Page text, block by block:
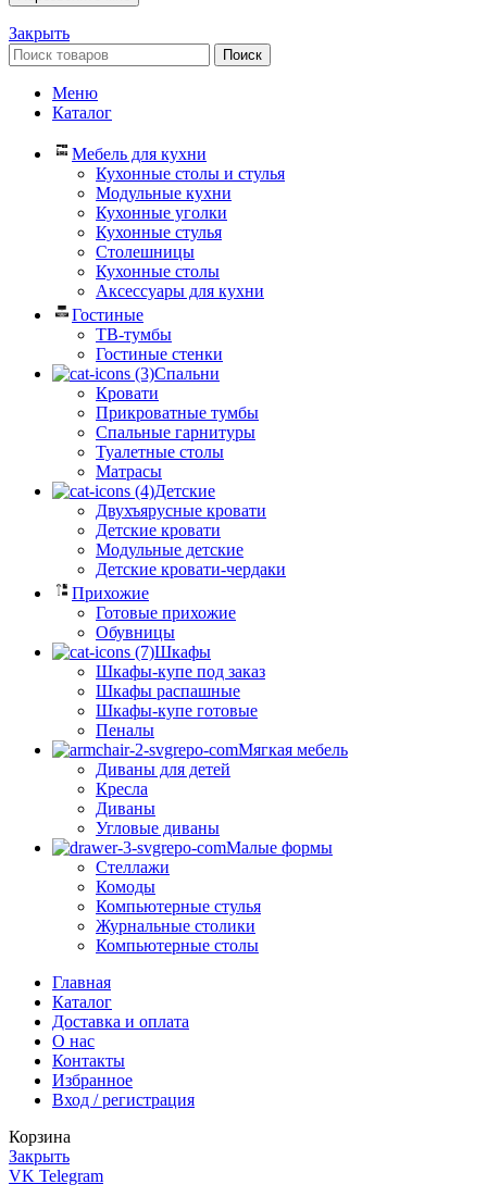
Закрыть
Поиск
Меню
Каталог
Мебель для кухни
Кухонные столы и стулья
Модульные кухни
Кухонные уголки
Кухонные стулья
Столешницы
Кухонные столы
Аксессуары для кухни
Гостиные
ТВ-тумбы
Гостиные стенки
Спальни
Кровати
Прикроватные тумбы
Спальные гарнитуры
Туалетные столы
Матрасы
Детские
Двухъярусные кровати
Детские кровати
Модульные детские
Детские кровати-чердаки
Прихожие
Готовые прихожие
Обувницы
Шкафы
Шкафы-купе под заказ
Шкафы распашные
Шкафы-купе готовые
Пеналы
Мягкая мебель
Диваны для детей
Кресла
Диваны
Угловые диваны
Малые формы
Стеллажи
Комоды
Компьютерные стулья
Журнальные столики
Компьютерные столы
Главная
Каталог
Доставка и оплата
О нас
Контакты
Избранное
Вход / регистрация
Корзина
Закрыть
VK Telegram